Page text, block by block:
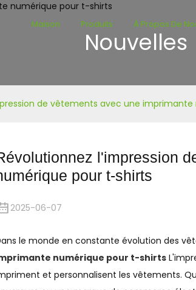
Maison Produits À Propos De
Nouvelles
de vêtements avec une
l'impression
pour t-shirts
2025-06-07
le monde en constante évolution des
numérique pour t-shirts
et personnalisent les vêtements.